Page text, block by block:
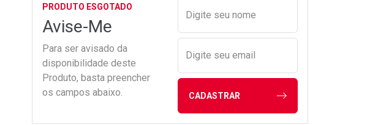
PRODUTO ESGOTADO
Avise-Me
Para ser avisado da
disponibilidade deste
Produto, basta preencher
os campos abaixo.
Preencher nome e email
Digite seu nome
Digite seu email
CADASTRAR